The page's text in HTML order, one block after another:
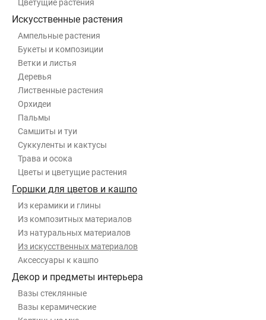
Цветущие растения
Искусственные растения
Ампельные растения
Букеты и композиции
Ветки и листья
Деревья
Лиственные растения
Орхидеи
Пальмы
Самшиты и туи
Суккуленты и кактусы
Трава и осока
Цветы и цветущие растения
Горшки для цветов и кашпо
Из керамики и глины
Из композитных материалов
Из натуральных материалов
Из искусственных материалов
Аксессуары к кашпо
Декор и предметы интерьера
Вазы стеклянные
Вазы керамические